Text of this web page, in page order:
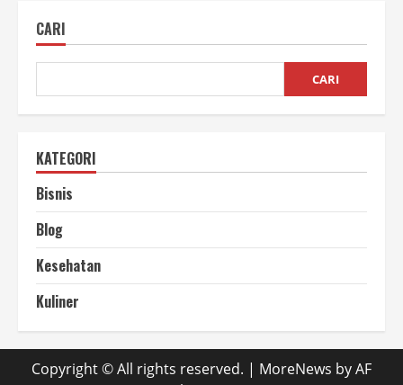
CARI
CARI
KATEGORI
Bisnis
Blog
Kesehatan
Kuliner
Copyright © All rights reserved. | MoreNews by AF